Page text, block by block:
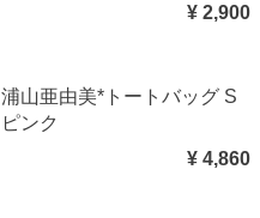
¥ 2,900
浦山亜由美*トートバッグ S
ピンク
¥ 4,860